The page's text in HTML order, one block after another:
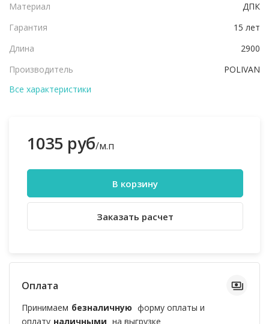
Материал
ДПК
Гарантия
15 лет
Длина
2900
Производитель
POLIVAN
Все характеристики
1035 руб/м.п
В корзину
Заказать расчет
Оплата
Принимаем безналичную форму оплаты и
оплату наличными на выгрузке